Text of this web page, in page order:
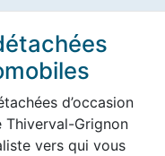
d’occasion
Thiverval-Grignon
vers qui vous